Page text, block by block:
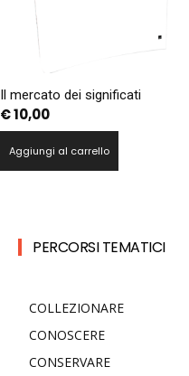
Il mercato dei significati
€10,00
Aggiungi al carrello
PERCORSI TEMATICI
COLLEZIONARE
CONOSCERE
CONSERVARE